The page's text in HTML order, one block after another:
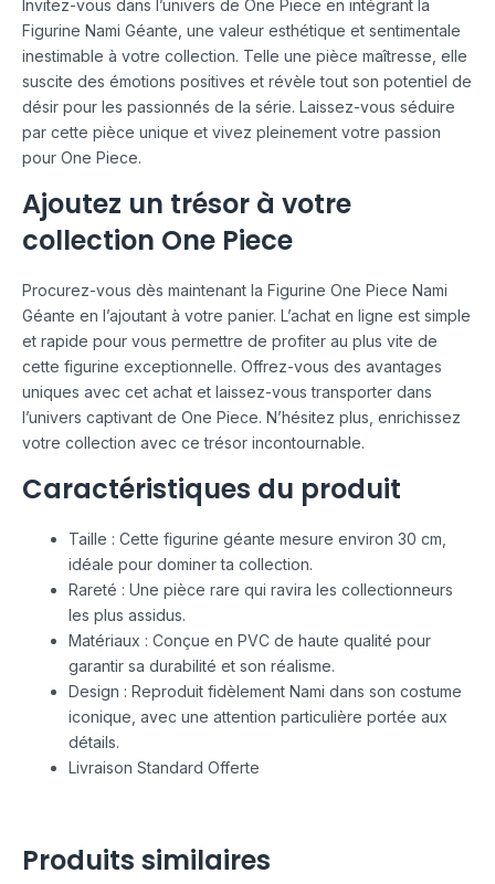
Invitez-vous dans l’univers de One Piece en intégrant la
Figurine Nami Géante, une valeur esthétique et sentimentale
inestimable à votre collection. Telle une pièce maîtresse, elle
suscite des émotions positives et révèle tout son potentiel de
désir pour les passionnés de la série. Laissez-vous séduire
par cette pièce unique et vivez pleinement votre passion
pour One Piece.
Ajoutez un trésor à votre
collection One Piece
Procurez-vous dès maintenant la Figurine One Piece Nami
Géante en l’ajoutant à votre panier. L’achat en ligne est simple
et rapide pour vous permettre de profiter au plus vite de
cette figurine exceptionnelle. Offrez-vous des avantages
uniques avec cet achat et laissez-vous transporter dans
l’univers captivant de One Piece. N’hésitez plus, enrichissez
votre collection avec ce trésor incontournable.
Caractéristiques du produit
Taille : Cette figurine géante mesure environ 30 cm,
idéale pour dominer ta collection.
Rareté : Une pièce rare qui ravira les collectionneurs
les plus assidus.
Matériaux : Conçue en PVC de haute qualité pour
garantir sa durabilité et son réalisme.
Design : Reproduit fidèlement Nami dans son costume
iconique, avec une attention particulière portée aux
détails.
Livraison Standard Offerte
Produits similaires